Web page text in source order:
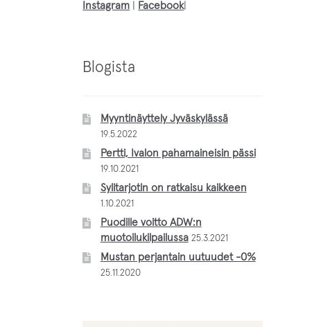
Instagram Facebook|
Blogista
Myyntinäyttely Jyväskylässä
19.5.2022
Pertti, Ivalon pahamaineisin pässi
19.10.2021
Sylitarjotin on ratkaisu kaikkeen
1.10.2021
Puodille voitto ADW:n
muotoilukilpailussa 25.3.2021
Mustan perjantain uutuudet -0%
25.11.2020